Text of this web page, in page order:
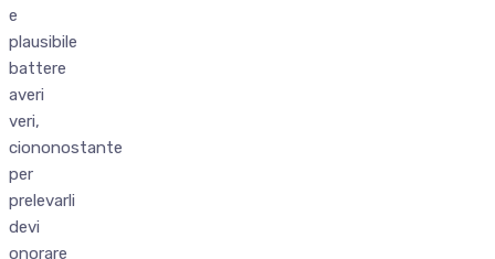
e
plausibile
battere
averi
veri,
ciononostante
per
prelevarli
devi
onorare